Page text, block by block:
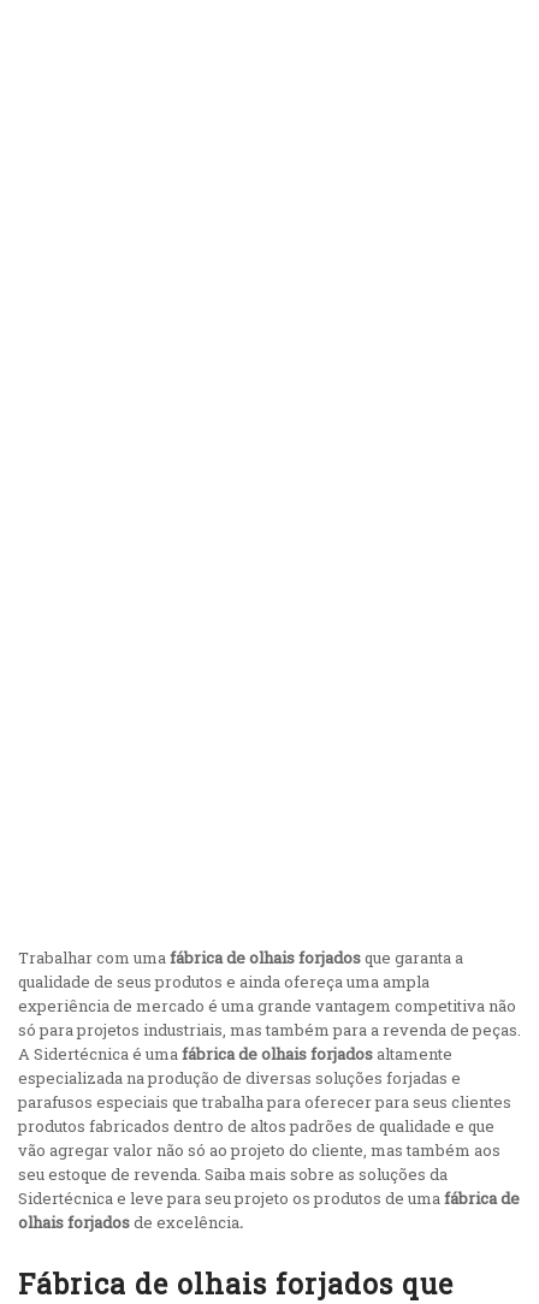
Trabalhar com umafábrica de olhais forjadosque garanta a
qualidade de seus produtos e ainda ofereça uma ampla
experiência de mercado é uma grande vantagem competitiva não
só para projetos industriais, mas também para a revenda de peças.
A Sidertécnica é umafábrica de olhais forjados altamente
especializada na produção de diversas soluções forjadas e
parafusos especiais que trabalha para oferecer para seus clientes
produtos fabricados dentro de altos padrões de qualidade e que
vão agregar valor não só ao projeto do cliente, mas também aos
seu estoque de revenda. Saiba mais sobre as soluções da
Sidertécnica e leve para seu projeto os produtos de umafábrica de
olhais forjadosde excelência.
Fábrica de olhais forjados que